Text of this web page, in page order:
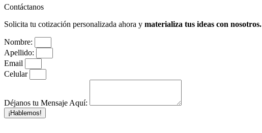
Contáctanos
Solicita tu cotización personalizada ahora y materializa tus ideas con nosotros.
Nombre:
Apellido:
Email
Celular
Déjanos tu Mensaje Aquí:
¡Hablemos!